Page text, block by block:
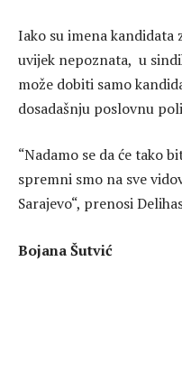
Iako su imena
uvijek nepoznata, u
može dobiti samo
dosadašnju poslovnu
“Nadamo se da će tako
spremni smo na sve
Sarajevo“, prenosi
Bojana Šutvić